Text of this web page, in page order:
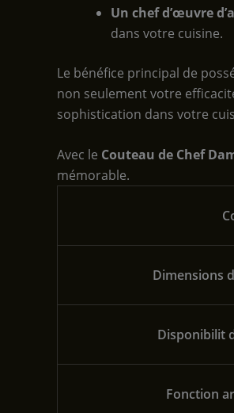
Un chef d’œuvre
dans votre cuisine.
Le bénéfice principal de
non seulement votre
sophistication dans votre
Avec le Couteau de Chef
mémorable.
Dimensions
Disponibilit
Fonction